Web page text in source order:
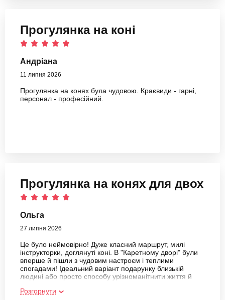
Прогулянка на коні
Андріана
11 липня 2026
Прогулянка на конях була чудовою. Краєвиди - гарні,
персонал - професійний.
Прогулянка на конях для двох
Ольга
27 липня 2026
Це було неймовірно! Дуже класний маршрут, милі
інструкторки, доглянуті коні. В "Каретному дворі" були
вперше й пішли з чудовим настроєм і теплими
спогадами! Ідеальний варіант подарунку близькій
людині або просто способу урізноманітнити життя й
Розгорнути